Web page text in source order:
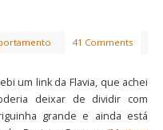
41 Comments
um link da Flavia, que achei
deixar de dividir com
grande e ainda está